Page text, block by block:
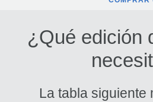
¿Qué edición
La tabla siguiente